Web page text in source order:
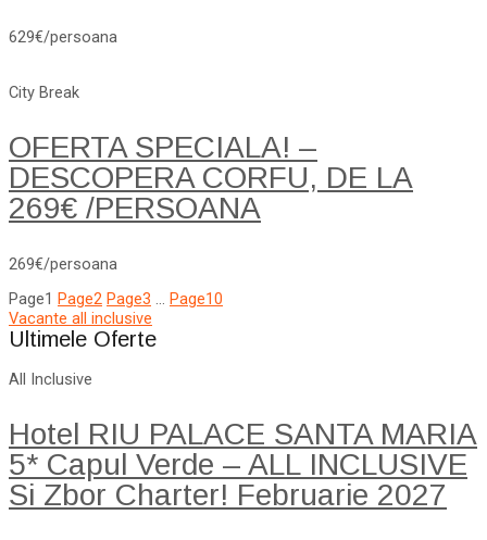
629€/persoana
City Break
OFERTA SPECIALA! –
DESCOPERA CORFU, DE LA
269€ /PERSOANA
269€/persoana
Page1 Page2 Page3 … Page10
Vacante all inclusive
Ultimele Oferte
All Inclusive
Hotel RIU PALACE SANTA MARIA
5* Capul Verde – ALL INCLUSIVE
Si Zbor Charter! Februarie 2027